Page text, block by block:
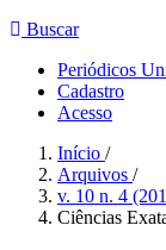
Buscar
Periódicos
Cadastro
Acesso
Início /
Arquivos /
v. 10 n. 4
Ciências